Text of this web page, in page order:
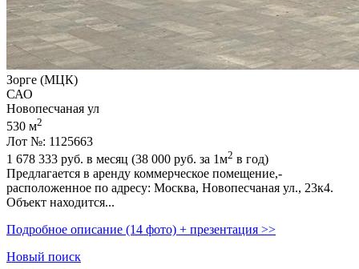
Зорге (МЦК)
САО
Новопесчаная ул
530 м2
Лот №: 1125663
1 678 333 руб. в месяц (38 000 руб. за 1м2 в год)
Предлагается в аренду коммерческое помещение,­
расположенное по адресу: Москва,­ Новопесчаная ул.,­ 23к4.
Объект находится...
Подробное описание (14 фото) + презентация >>
Новый поиск